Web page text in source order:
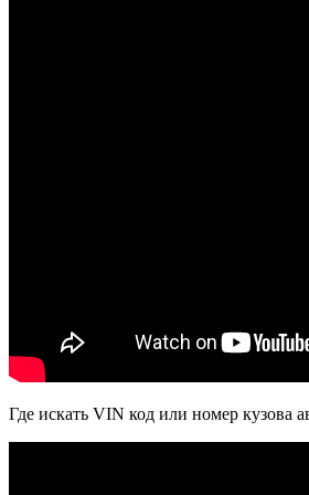
Где искать VIN код или номер